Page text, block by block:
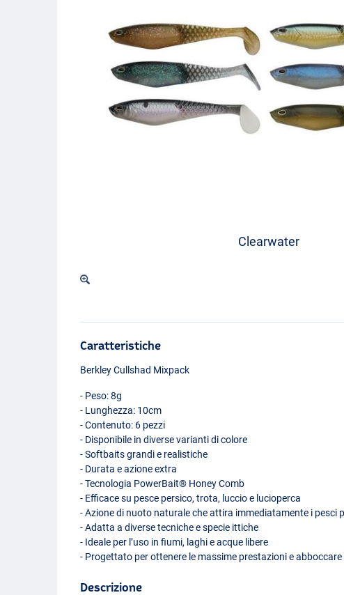
Clearwater
Caratteristiche
Berkley Cullshad Mixpack
- Peso: 8g
- Lunghezza: 10cm
- Contenuto: 6 pezzi
- Disponibile in diverse varianti di colore
- Softbaits grandi e realistiche
- Durata e azione extra
- Tecnologia PowerBait® Honey Comb
- Efficace su pesce persico, trota, luccio e lucioperca
- Azione di nuoto naturale che attira immediatamente i pesci
- Adatta a diverse tecniche e specie ittiche
- Ideale per l’uso in fiumi, laghi e acque libere
- Progettato per ottenere le massime prestazioni e
Descrizione